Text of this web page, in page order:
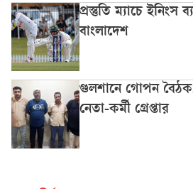
প্রস্তুতি ম্যাচে ইনিংস
বাংলাদেশ
গুলশানে গোপন
নেতা-কর্মী গ্রেপ্তার